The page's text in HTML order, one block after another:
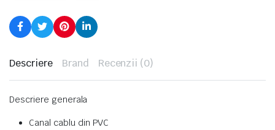
Descriere Brand Recenzii (0)
Descriere generala
Canal cablu din PVC